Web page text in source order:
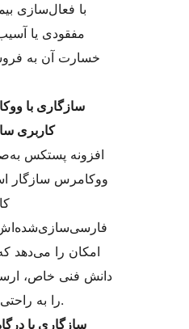
با فعال‌سازی
مفقودی یا
خسارت آن به
سازگاری با
کاربری
افزونه پستکس
ووکامرس سازگار
امکان را می‌دهد
دانش فنی خاص،
را به راحتی مدیریت کنید.
سازگاری با